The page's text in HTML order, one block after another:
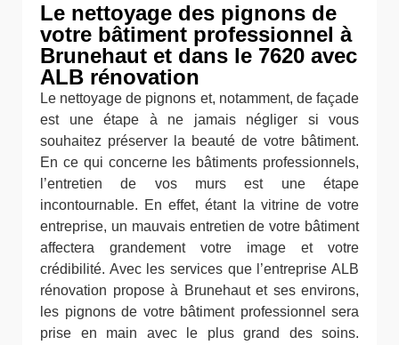
Le nettoyage des pignons de
votre bâtiment professionnel à
Brunehaut et dans le 7620 avec
ALB rénovation
Le nettoyage de pignons et, notamment, de façade
est une étape à ne jamais négliger si vous
souhaitez préserver la beauté de votre bâtiment.
En ce qui concerne les bâtiments professionnels,
l’entretien de vos murs est une étape
incontournable. En effet, étant la vitrine de votre
entreprise, un mauvais entretien de votre bâtiment
affectera grandement votre image et votre
crédibilité. Avec les services que l’entreprise ALB
rénovation propose à Brunehaut et ses environs,
les pignons de votre bâtiment professionnel sera
prise en main avec le plus grand des soins.